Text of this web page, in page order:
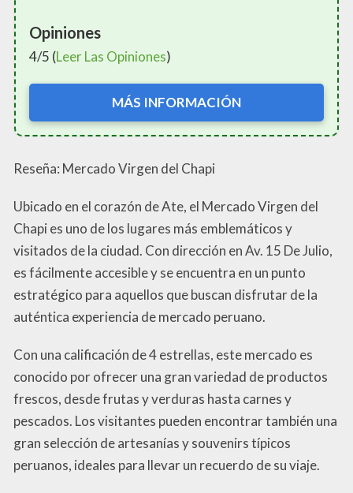
Opiniones
4/5 (Leer Las Opiniones)
MÁS INFORMACIÓN
Reseña: Mercado Virgen del Chapi
Ubicado en el corazón de Ate, el Mercado Virgen del
Chapi es uno de los lugares más emblemáticos y
visitados de la ciudad. Con dirección en Av. 15 De Julio,
es fácilmente accesible y se encuentra en un punto
estratégico para aquellos que buscan disfrutar de la
auténtica experiencia de mercado peruano.
Con una calificación de 4 estrellas, este mercado es
conocido por ofrecer una gran variedad de productos
frescos, desde frutas y verduras hasta carnes y
pescados. Los visitantes pueden encontrar también una
gran selección de artesanías y souvenirs típicos
peruanos, ideales para llevar un recuerdo de su viaje.